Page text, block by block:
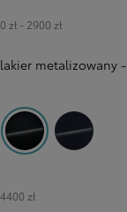
0 zł - 2900 zł
lakier metalizowany -
218 Attitude Black
4400 zł